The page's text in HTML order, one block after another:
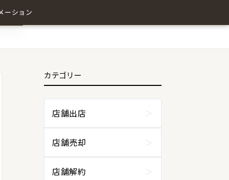
ーション
カテゴリー
店舗出店
店舗売却
店舗解約